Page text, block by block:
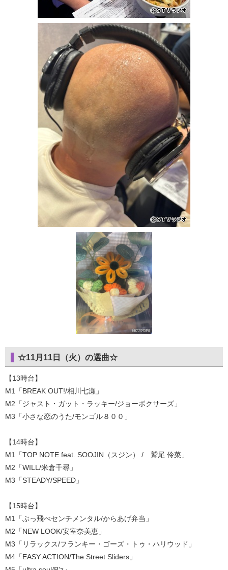
☆11月11日（火）の選曲☆
【13時台】
M1「BREAK OUT!/相川七瀬」
M2「ジャスト・ガット・ラッキー/ジョーボクサーズ」
M3「小さな恋のうた/モンゴル８００」
【14時台】
M1「TOP NOTE feat. SOOJIN（スジン） / 鷲尾 伶菜」
M2「WILL/米倉千尋」
M3「STEADY/SPEED」
【15時台】
M1「ぶっ飛べセンチメンタル/からあげ弁当」
M2「NEW LOOK/安室奈美恵」
M3「リラックス/フランキー・ゴーズ・トゥ・ハリウッド」
M4「EASY ACTION/The Street Sliders」